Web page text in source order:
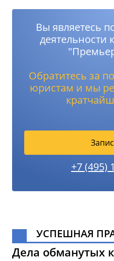
Вы являетесь
Обратитесь за
юристам и мы
+7 (495)
УСПЕШНАЯ
Дела обманутых